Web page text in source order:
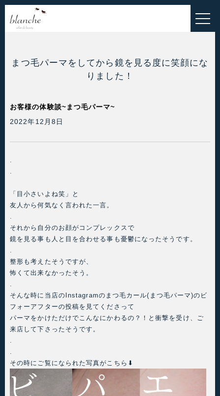
HOME
ESTHETIC MENU
ALL MENU
ご予約・お問い合わせこちら
まつ毛パーマをしてから鏡を見る度に笑顔にな
りました！
お客様の体験談~まつ毛パーマ~
2022年12月8日
.
.
「目小さいよね笑」と
友人から何気なく言われた一言。
.
それから自分のお顔がコンプレックスで
鏡を見る事も人と目を合わせる事も憂鬱になったそうです。
.
整形も考えたそうですが、
怖くて出来なかったそう。
.
そんな時に当店のInstagramのまつ毛カール(まつ毛パーマ)のビ
フォーアフターの投稿を見てくださって
パーマをかけただけでこんなにかわるの？！と衝撃を受け、ご
来店して下さったそうです。
.
.
その時にご覧になられた写真がこちら⬇︎